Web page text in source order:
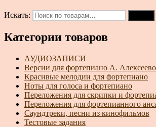
Искать:
Категории товаров
АУДИОЗАПИСИ
Версии для фортепиано А.
Красивые мелодии для фортепиано
Ноты для голоса и фортепиано
Переложения для скрипки и
Переложения для фортепианного
Саундтреки, песни из кинофильмов
Тестовые задания